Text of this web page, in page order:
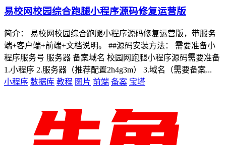
易校网校园综合跑腿小程序源码修复运营版
简介： 易校网校园综合跑腿小程序源码修复运营版，带服务
端+客户端+前端+文档说明。 ##源码安装方法： 需要准备小
程序服务号 服务器 备案域名 校园网跑腿小程序源码需要准备
1.小程序 2.服务器（推荐配置2h4g3m） 3.域名（需要备案...
小程序 数据库 教程 图片 前端 备案 宝塔